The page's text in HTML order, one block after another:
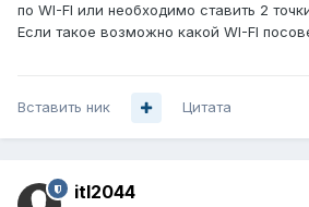
по WI-FI или необходимо ставить 2
Если такое возможно какой WI-FI
Вставить ник Цитата
itl2044